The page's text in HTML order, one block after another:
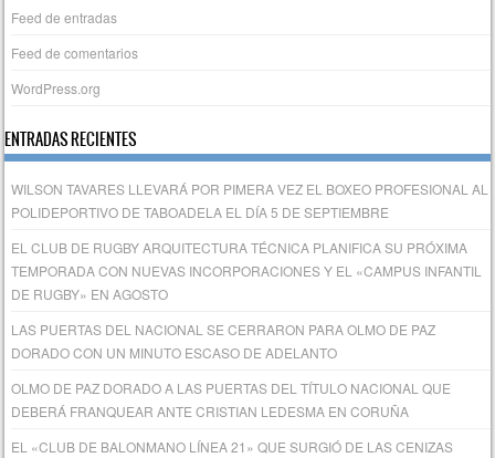
Feed de entradas
Feed de comentarios
WordPress.org
ENTRADAS RECIENTES
WILSON TAVARES LLEVARÁ POR PIMERA VEZ EL BOXEO PROFESIONAL AL
POLIDEPORTIVO DE TABOADELA EL DÍA 5 DE SEPTIEMBRE
EL CLUB DE RUGBY ARQUITECTURA TÉCNICA PLANIFICA SU PRÓXIMA
TEMPORADA CON NUEVAS INCORPORACIONES Y EL «CAMPUS INFANTIL
DE RUGBY» EN AGOSTO
LAS PUERTAS DEL NACIONAL SE CERRARON PARA OLMO DE PAZ
DORADO CON UN MINUTO ESCASO DE ADELANTO
OLMO DE PAZ DORADO A LAS PUERTAS DEL TÍTULO NACIONAL QUE
DEBERÁ FRANQUEAR ANTE CRISTIAN LEDESMA EN CORUÑA
EL «CLUB DE BALONMANO LÍNEA 21» QUE SURGIÓ DE LAS CENIZAS